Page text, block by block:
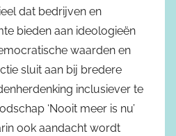
dat bedrijven en
bieden aan ideologieën
waarden en
sluit aan bij bredere
inclusiever te
‘Nooit meer is nu’
ook aandacht wordt